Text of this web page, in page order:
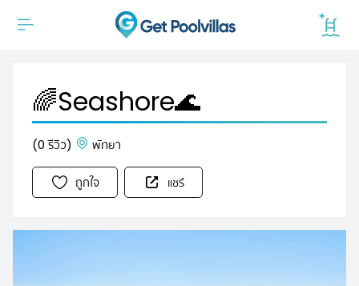
🌈Seashore🌊
(0 รีวิว) พัทยา
ถูกใจ แชร์